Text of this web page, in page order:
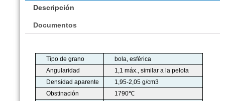
Descripción
Documentos
Tipo de grano
bola, esférica
Angularidad
1,1 máx., similar a la pelota
Densidad aparente
1,95-2,05 g/cm3
Obstinación
1790℃